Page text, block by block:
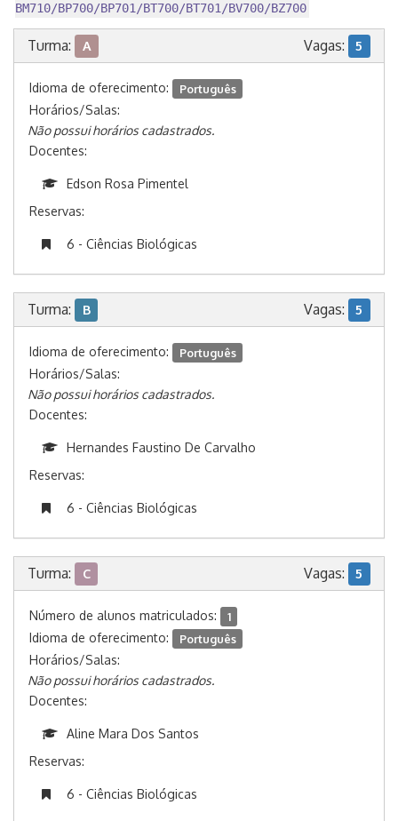
BM710/BP700/BP701/BT700/BT701/BV700/BZ700
Turma: A Vagas: 5
Idioma de oferecimento: Português
Horários/Salas:
Não possui horários cadastrados.
Docentes:
Edson Rosa Pimentel
Reservas:
6 - Ciências Biológicas
Turma: B Vagas: 5
Idioma de oferecimento: Português
Horários/Salas:
Não possui horários cadastrados.
Docentes:
Hernandes Faustino De Carvalho
Reservas:
6 - Ciências Biológicas
Turma: C Vagas: 5
Número de alunos matriculados: 1
Idioma de oferecimento: Português
Horários/Salas:
Não possui horários cadastrados.
Docentes:
Aline Mara Dos Santos
Reservas:
6 - Ciências Biológicas